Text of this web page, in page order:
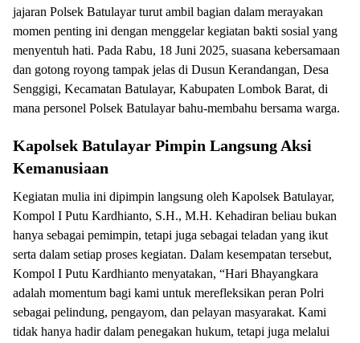
jajaran Polsek Batulayar turut ambil bagian dalam merayakan
momen penting ini dengan menggelar kegiatan bakti sosial yang
menyentuh hati. Pada Rabu, 18 Juni 2025, suasana kebersamaan
dan gotong royong tampak jelas di Dusun Kerandangan, Desa
Senggigi, Kecamatan Batulayar, Kabupaten Lombok Barat, di
mana personel Polsek Batulayar bahu-membahu bersama warga.
Kapolsek Batulayar Pimpin Langsung Aksi
Kemanusiaan
Kegiatan mulia ini dipimpin langsung oleh Kapolsek Batulayar,
Kompol I Putu Kardhianto, S.H., M.H. Kehadiran beliau bukan
hanya sebagai pemimpin, tetapi juga sebagai teladan yang ikut
serta dalam setiap proses kegiatan. Dalam kesempatan tersebut,
Kompol I Putu Kardhianto menyatakan, “Hari Bhayangkara
adalah momentum bagi kami untuk merefleksikan peran Polri
sebagai pelindung, pengayom, dan pelayan masyarakat. Kami
tidak hanya hadir dalam penegakan hukum, tetapi juga melalui